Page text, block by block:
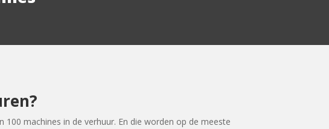
100 machines in de verhuur. En die worden op de meeste